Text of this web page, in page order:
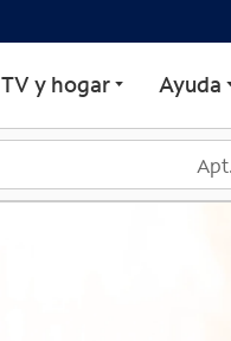
TV y hogar Ayuda